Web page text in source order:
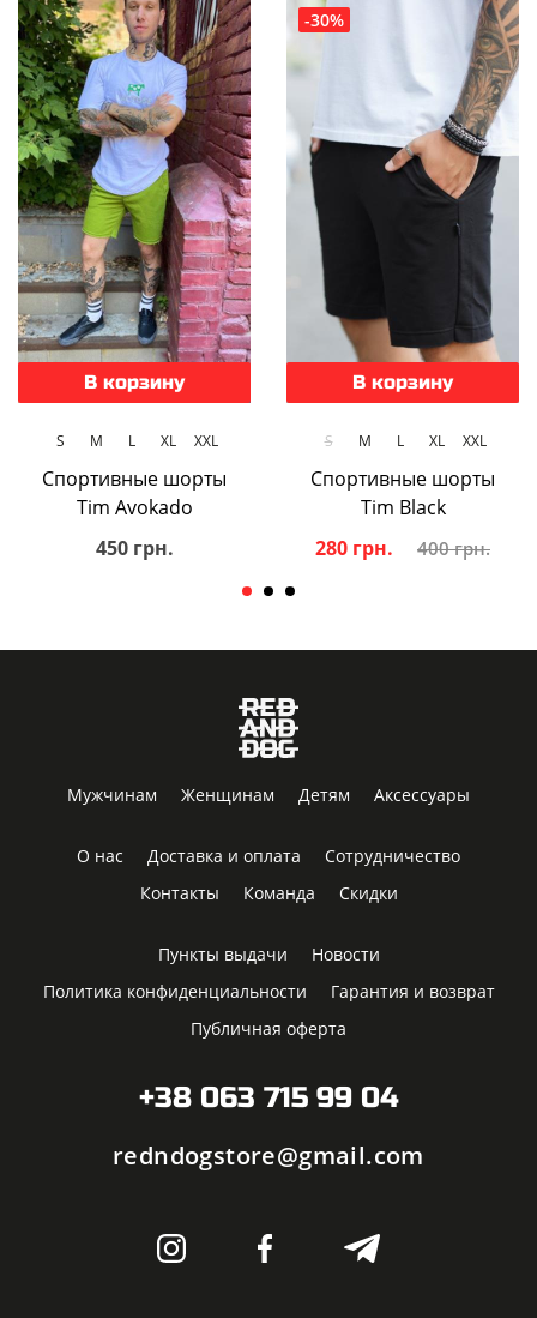
В корзину
S M L XL XXL
Спортивные шорты
Tim Avokado
450 грн.
-30%
В корзину
S M L XL XXL
Спортивные шорты
Tim Black
280 грн.
400 грн.
Мужчинам Женщинам Детям Аксессуары
О нас Доставка и оплата
Сотрудничество
Контакты
Команда Скидки
Пункты выдачи
Новости
Политика конфиденциальности
Гарантия и возврат
Публичная оферта
+38 063 715 99 04
redndogstore@gmail.com